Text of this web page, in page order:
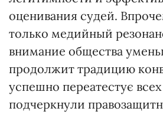
оценивания судей.
только медийный
внимание общества
продолжит традицию
успешно переатестує
подчеркнули